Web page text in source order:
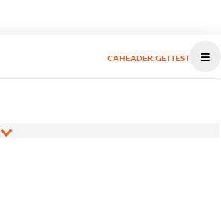
CAHEADER.GETTEST